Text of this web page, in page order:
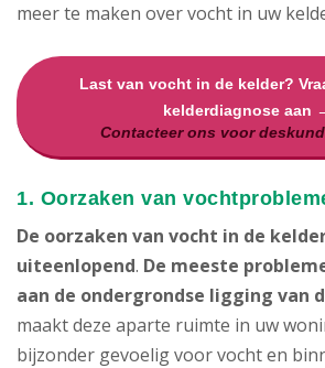
meer te maken over vocht in uw
Last van vocht in de kelder?
kelderdiagnose aan
Contacteer ons voor
1. Oorzaken van
De oorzaken van vocht in de
uiteenlopend. De meeste
aan de ondergrondse ligging van
maakt deze aparte ruimte in uw
bijzonder gevoelig voor vocht en